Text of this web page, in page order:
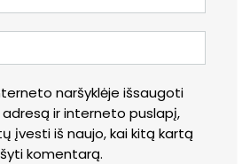
naršyklėje išsaugoti
ir interneto puslapį,
įvesti iš naujo, kai kitą kartą
komentarą.